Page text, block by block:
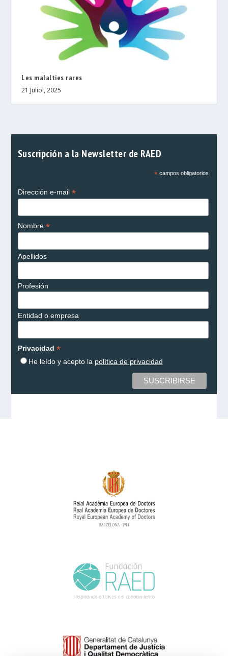
Les malalties rares
21 Juliol, 2025
Suscripción a la Newsletter de RAED
*campos obligatorios
Dirección e-mail *
Nombre *
Apellidos
Profesión
Entidad o empresa
Privacidad *
He leído y acepto la política de privacidad